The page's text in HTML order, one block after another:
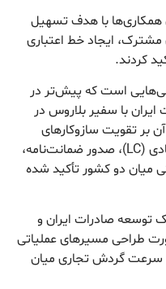
با هدف تسهیل
مشترک، ایجاد خط اعتباری
کردند.
است که پیش‌تر در
با سفیر بلاروس در
بر تقویت سازوکارهای
مالی، از جمله گشایش اعتبارات اسنادی (LC)، صدور ضمانت‌نامه،
میان دو کشور تأکید شده
توسعه صادرات ایران و
طراحی مسیرهای عملیاتی
سرعت گردش تجاری میان